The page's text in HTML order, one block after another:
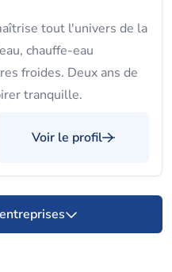
tout l'univers de la
chauffe-eau
froides. Deux ans de
tranquille.
Voir le profil